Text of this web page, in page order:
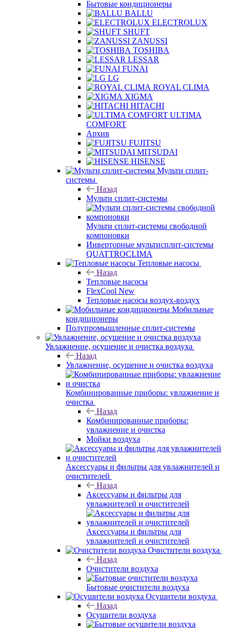
Бытовые кондиционеры
BALLU
ELECTROLUX
SHUFT
ZANUSSI
TOSHIBA
LESSAR
FUNAI
LG
ROYAL CLIMA
XIGMA
HITACHI
ULTIMA
COMFORT
Архив
FUJITSU
MITSUDAI
HISENSE
Мульти сплит-
системы
Назад
Мульти сплит-системы
Мульти сплит-системы свободной
компоновки
Инверторные мультисплит-системы
QUATTROCLIMA
Тепловые насосы
Назад
Тепловые насосы
FlexCool New
Тепловые насосы воздух-воздух
Мобильные
кондиционеры
Полупромышленные сплит-системы
Увлажнение, осушение и очистка воздуха
Назад
Увлажнение, осушение и очистка воздуха
Комбинированные приборы: увлажнение и
очистка
Назад
Комбинированные приборы:
увлажнение и очистка
Мойки воздуха
Аксессуары и фильтры для увлажнителей и
очистителей
Назад
Аксессуары и фильтры для
увлажнителей и очистителей
Аксессуары и фильтры для
увлажнителей и очистителей
Очистители воздуха
Назад
Очистители воздуха
Бытовые очистители воздуха
Осушители воздуха
Назад
Осушители воздуха